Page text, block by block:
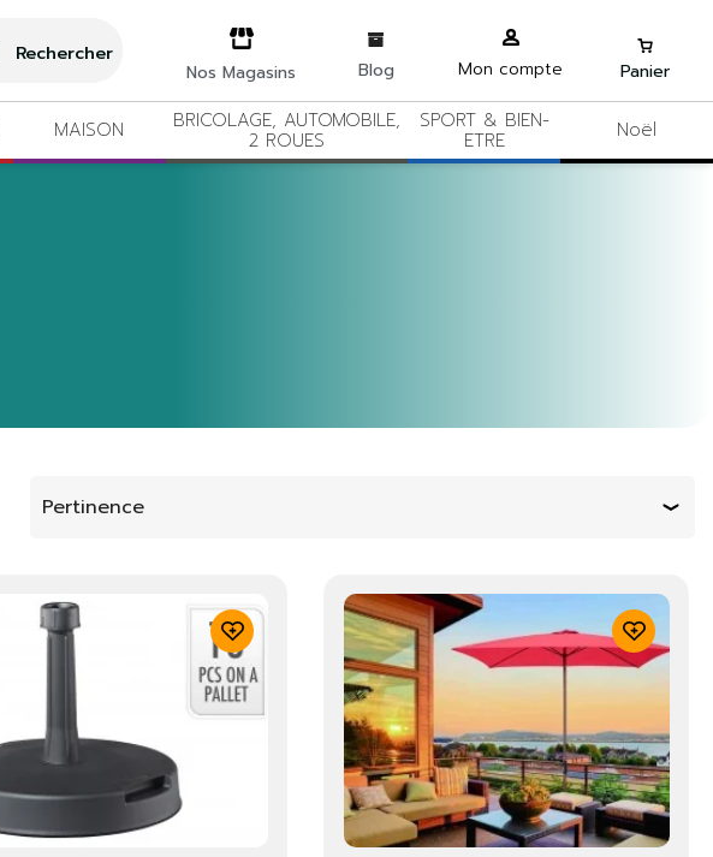
Rechercher
Nos Magasins Blog Mon compte Panier
MAISON BRICOLAGE, AUTOMOBILE,
2 ROUES
SPORT & BIEN-
ETRE Noël
Pertinence